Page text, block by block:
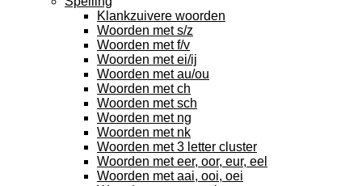
Klankzuivere woorden
Woorden met s/z
Woorden met f/v
Woorden met ei/ij
Woorden met au/ou
Woorden met ch
Woorden met sch
Woorden met ng
Woorden met nk
Woorden met 3 letter cluster
Woorden met eer, oor, eur, eel
Woorden met aai, ooi, oei